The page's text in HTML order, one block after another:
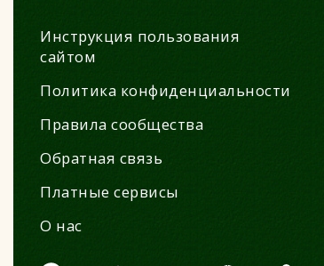
Инструкция пользования
сайтом
Политика конфиденциальности
Правила сообщества
Обратная связь
Платные сервисы
О нас